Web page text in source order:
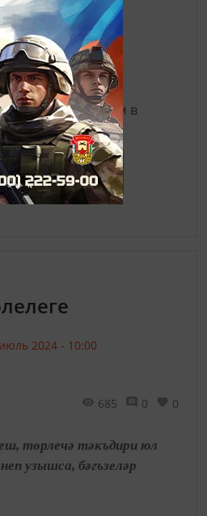
и интересным в
керегез
2024 - 10:00
685 0 0
төрлечә тәкъдири юл
узышса, бәгъзеләр